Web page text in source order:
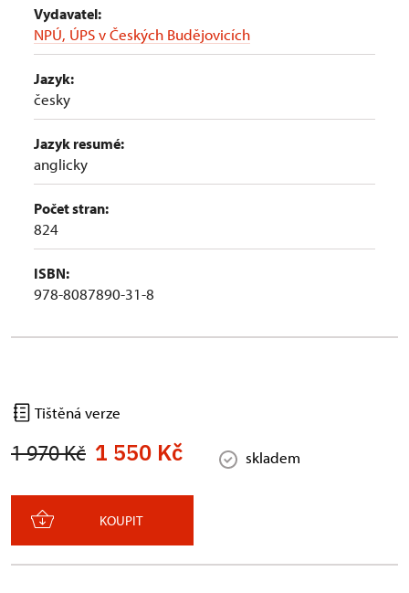
Vydavatel:
NPÚ, ÚPS v Českých Budějovicích
Jazyk:
česky
Jazyk resumé:
anglicky
Počet stran:
824
ISBN:
978-8087890-31-8
Tištěná verze
1 970 Kč 1 550 Kč skladem
KOUPIT